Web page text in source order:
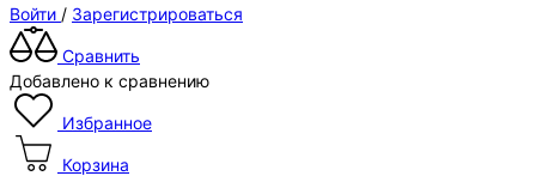
Войти / Зарегистрироваться
Сравнить
Добавлено к сравнению
Избранное
Корзина